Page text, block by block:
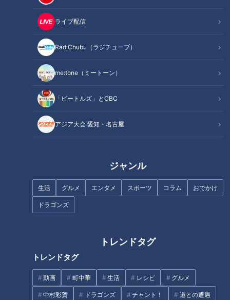
ライブ配信
RadiChubu（ラジチューブ）
me:tone（ミートーン）
「ビートルズ」とCBC
アジア大会 愛知・名古屋
ジャンル
生活 グルメ エンタメ スポーツ コラム おでかけ
ドラゴンズ
トレンドタグ
トレンドタグ
動画 町中華 生活 レシピ グルメ
中村彩賀 ドラゴンズ チャント！ 道との遭遇
CBCテレビ『チャント！』マヂ学校に向かいます
部員が6人とマネージャー1人という少人数で活動する、この
『女子ラグビー部』。ラグビーは一般的には15人制ですが、女
子は競技人口も少ないため、7人制が主流だとか。リオ五輪や
分ですが、15人制のコートと大きさが変わらないこともあり、
少人数が動き回るスピード感あふれる試合展開が魅力です。こ
の高校には2019年に発足。今は部員が6人のため、他の高校と
合同で試合に出場しています。一見、おっとりとした彼女たち